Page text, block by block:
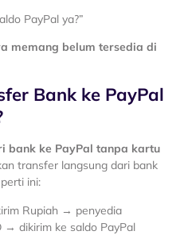
PayPal ya?”
memang belum tersedia di
Bank ke PayPal
bank ke PayPal tanpa kartu
transfer langsung dari bank
ini:
Rupiah → penyedia
dikirim ke saldo PayPal